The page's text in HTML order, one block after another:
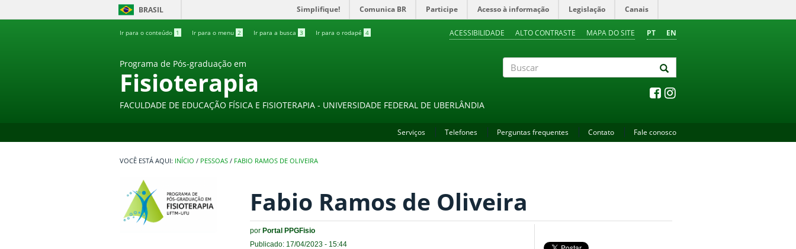
BRASIL Simplifique! Comunica BR Participe Acesso à informação Legislação Canais
Ir para o conteúdo 1 Ir para o menu 2 Ir para a busca 3 Ir para o rodapé 4 PT EN
ACESSIBILIDADE ALTO CONTRASTE MAPA DO SITE
Programa de Pós-graduação em
Fisioterapia
FACULDADE DE EDUCAÇÃO FÍSICA E FISIOTERAPIA - UNIVERSIDADE FEDERAL DE UBERLÂNDIA
Serviços Telefones Perguntas frequentes Contato Fale conosco
INÍCIO / PESSOAS / FABIO RAMOS DE OLIVEIRA
Fabio Ramos de Oliveira
por Portal PPGFisio
Publicado: 17/04/2023 - 15:44